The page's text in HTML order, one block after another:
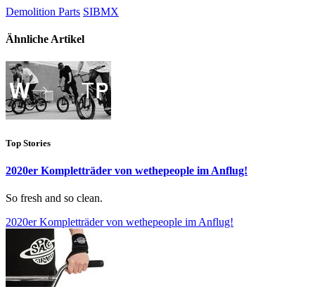
Demolition Parts SIBMX
Ähnliche Artikel
Top Stories
2020er Kompletträder von wethepeople im Anflug!
So fresh and so clean.
2020er Kompletträder von wethepeople im Anflug!